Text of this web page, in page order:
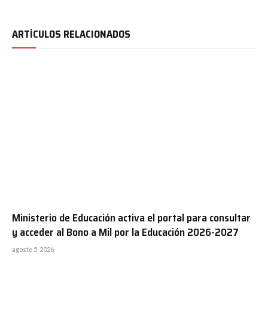
ARTÍCULOS RELACIONADOS
Ministerio de Educación activa el portal para consultar
y acceder al Bono a Mil por la Educación 2026-2027
agosto 5, 2026